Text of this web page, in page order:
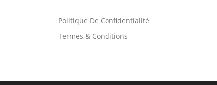
Politique De Confidentialité
Termes & Conditions